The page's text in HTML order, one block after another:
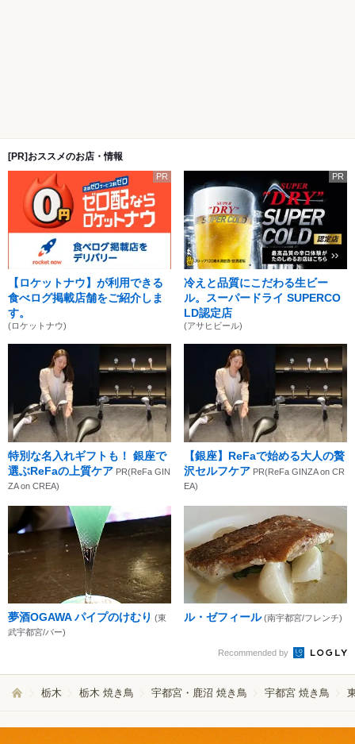
[PR]おススメのお店・情報
PR
【ロケットナウ】が利用できる
食べログ掲載店舗をご紹介しま
す。
(ロケットナウ)
PR
冷えと品質にこだわる生ビー
ル。スーパードライ SUPERCO
LD認定店
(アサヒビール)
特別な名入れギフトも！ 銀座で
選ぶReFaの上質ケア PR(ReFa GIN
ZA on CREA)
【銀座】ReFaで始める大人の贅
沢セルフケア PR(ReFa GINZA on CR
EA)
夢酒OGAWA パイプのけむり (東
武宇都宮/バー)
ル・ゼフィール (南宇都宮/フレンチ)
Recommended by
栃木 栃木 焼き鳥 宇都宮・鹿沼 焼き鳥 宇都宮 焼き鳥